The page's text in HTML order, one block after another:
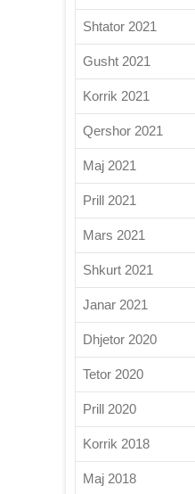
Shtator 2021
Gusht 2021
Korrik 2021
Qershor 2021
Maj 2021
Prill 2021
Mars 2021
Shkurt 2021
Janar 2021
Dhjetor 2020
Tetor 2020
Prill 2020
Korrik 2018
Maj 2018